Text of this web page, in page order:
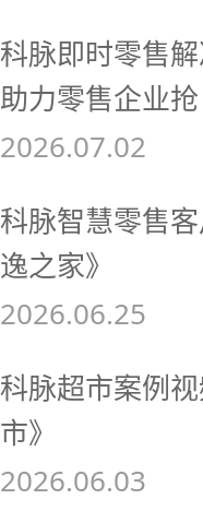
科脉即时零售
助力零售企业
2026.07.02
科脉智慧零售
逸之家》
2026.06.25
科脉超市案例
市》
2026.06.03